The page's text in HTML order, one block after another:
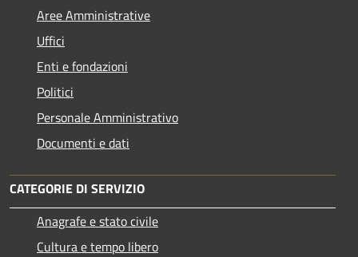
Aree Amministrative
Uffici
Enti e fondazioni
Politici
Personale Amministrativo
Documenti e dati
CATEGORIE DI SERVIZIO
Anagrafe e stato civile
Cultura e tempo libero